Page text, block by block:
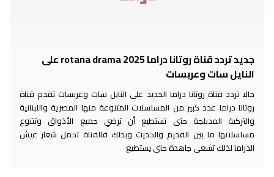
جديد تردد قناة روتانا دراما 2025 rotana drama على
النايل سات وعربسات
حالا تردد قناة روتانا دراما الجديد على النايل سات وعربسات تقدم قناة
روتانا دراما عدد كبير من المسلسلات المتنوعة منها المصرية واللبنانية
والتركية المدبلجة حتى تستطيع أن ترضي جميع الأذواق وتتنوع
مسلسلاتها ما بين القديم والحديث وبذلك فالقناة تحمل شعار عيش
الدراما لذلك تسعى جاهدة حتى يستطيع